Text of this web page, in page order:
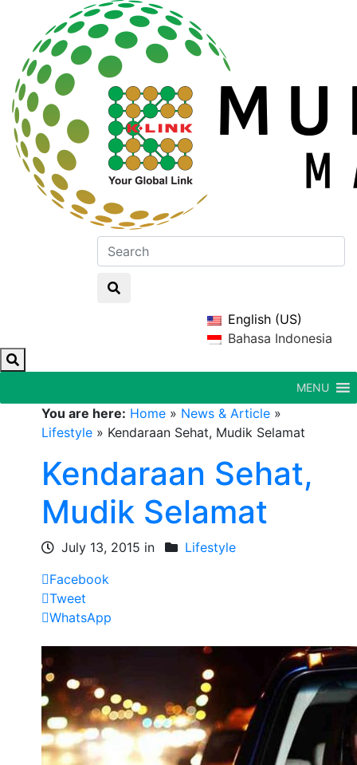
English (US)
Bahasa Indonesia
MENU
You are here: Home » News & Article »
Lifestyle » Kendaraan Sehat, Mudik Selamat
Kendaraan Sehat,
Mudik Selamat
July 13, 2015 in
Lifestyle
Facebook
Tweet
WhatsApp